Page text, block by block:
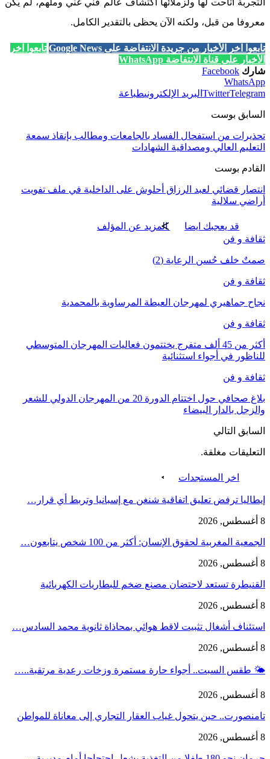
معروفا من قبل، ولكنه الآن يحظى بالتقدير الكامل.
تابعوا آخر الأخبار من جريدة الانتفاضة على Google News
تابعوا آخر
الأخبار على قناة الانتفاضة WhatsApp
شارك Facebook
WhatsApp
TwitterTelegram البريد الإلكترونيطباعة
السابق بوست
تحذيرات من استفحال الفساد بالجامعات ومطالب بإنقاذ سمعة
التعليم العالي ومصداقية الشهادات
القادم بوست
انتصار قضائي لعبد الرزاق أحلوش على الداخلية في ملف تفويت
أراضي سلالية
قد يعجبك ايضا
المزيد عن المؤلف
ثقافة و فن
صمتٌ خلف حُسن الرعاية (2)
ثقافة و فن
نجاح جماهيري لمهرجان العيطة المرساوية بالمحمدية
ثقافة و فن
أكثر من 45 ألف متفرج يختتمون فعاليات المهرجان المتوسطي
للناظور في أجواء استثنائية
ثقافة و فن
بلاغ صحافي حول اختتام الدورة 20 من المهرجان الدولي للشعر
والزجل بالدار البيضاء
السابق التالي
التعليقات مغلقة.
اخر المستجدات
إيطاليا ترفض تعليق اتفاقية شنغن مع إسبانيا وتربط أي قرار…
8 أغسطس, 2026
الجمعية المغربية لحقوق الإنسان: أكثر من 100 شخص يتابعون…
8 أغسطس, 2026
القنيطرة تستعد لاحتضان مصنع ضخم للبطاريات الكهربائية
8 أغسطس, 2026
استئناف أشغال تثبيت لاقط هوائي بمحاذاة ثانوية محمد السادس…
8 أغسطس, 2026
🌤️ طقس السبت.. أجواء حارة مستمرة وزخات رعدية مرتقبة..…
8 أغسطس, 2026
تامنصورت.. حين يتحول غياب العقار التجاري إلى معاناة للمواطن
8 أغسطس, 2026